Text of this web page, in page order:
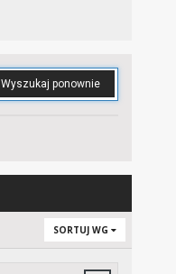
Wyszukaj ponownie
SORTUJ WG